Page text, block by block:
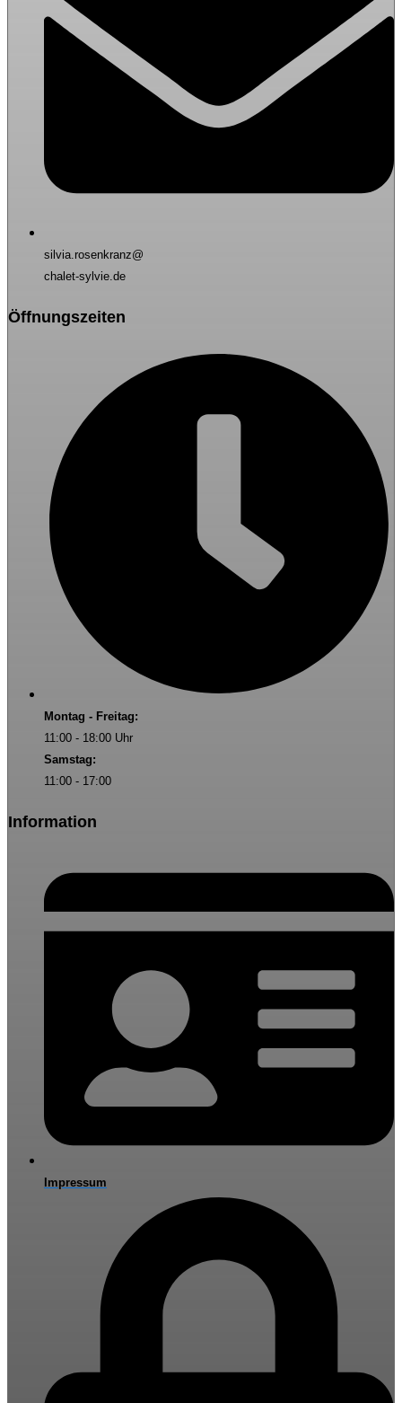
silvia.rosenkranz@
chalet-sylvie.de
Öffnungszeiten
Montag - Freitag:
11:00 - 18:00 Uhr
Samstag:
11:00 - 17:00
Information
Impressum